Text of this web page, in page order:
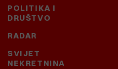
POLITIKA I
DRUŠTVO
RADAR
SVIJET
NEKRETNINA